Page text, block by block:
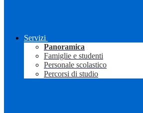
Servizi
Panoramica
Famiglie e studenti
Personale scolastico
Percorsi di studio